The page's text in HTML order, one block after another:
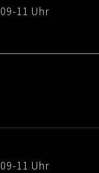
09-11 Uhr
09-11 Uhr